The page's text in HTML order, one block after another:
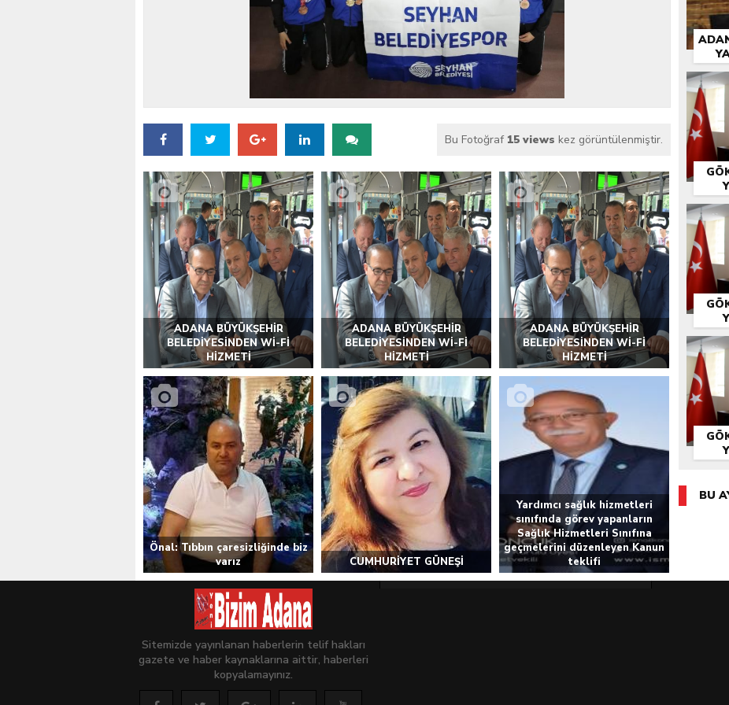
VALİ KÖŞGER SEYHAN İLÇEMİZ BARBAROS MAHALLESİ’NDE VATANDAŞLARLA BULUŞTU
Bu Fotoğraf 15 views kez görüntülenmiştir.
ADANA BÜYÜKŞEHİR
BELEDİYESİNDEN Wİ-Fİ
HİZMETİ
ADANA BÜYÜKŞEHİR
BELEDİYESİNDEN Wİ-Fİ
HİZMETİ
ADANA BÜYÜKŞEHİR
BELEDİYESİNDEN Wİ-Fİ
HİZMETİ
Önal: Tıbbın çaresizliğinde biz
varız
CUMHURİYET GÜNEŞİ
Yardımcı sağlık hizmetleri
sınıfında görev yapanların
Sağlık Hizmetleri Sınıfına
geçmelerini düzenleyen Kanun
teklifi
BU
Sitemizde yayınlanan haberlerin telif hakları
gazete ve haber kaynaklarına aittir, haberleri
kopyalamayınız.